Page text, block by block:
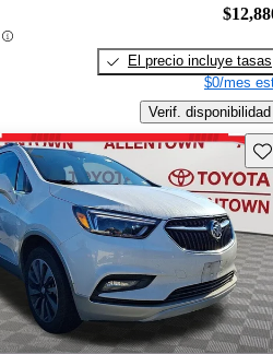
El precio incluye tasas
$0/mes
Verif. disponibilidad